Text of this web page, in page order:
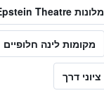
מלונות Epstein Theatre פופולריים
מקומות לינה חלופיים
ציוני דרך